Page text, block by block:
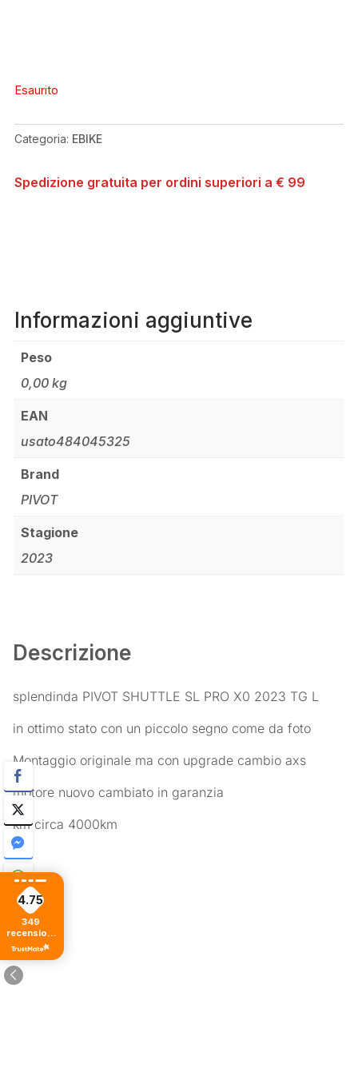
Esaurito
Categoria: EBIKE
Spedizione gratuita per ordini superiori a € 99
Informazioni aggiuntive
Peso
0,00 kg
EAN
usato484045325
Brand
PIVOT
Stagione
2023
Descrizione
splendinda PIVOT SHUTTLE SL PRO X0 2023 TG L
in ottimo stato con un piccolo segno come da foto
Montaggio originale ma con upgrade cambio axs
motore nuovo cambiato in garanzia
km circa 4000km
4.75
349
recensioni
di tutti i
tempi